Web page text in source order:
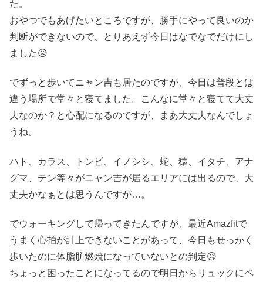
た。
おやつでもあげたいところですが、勝手にやって良いのか
判断ができないので、とりあえず今日はなでなでだけにし
ました😥
でずっと歩いてニャン吉も居たのですが、今日は普段とは
違う場所で堂々と寝てました。こんなに堂々と寝てて大丈
夫なのか？と心配になるのですが、まあ大丈夫なんでしょ
うね。
ハト、カラス、トンビ、イノシシ、蛇、猿、イタチ、アナ
グマ、テン等々がニャン吉が居るエリアには出るので、大
丈夫かなぁとは思うんですが…。
でウォーキングして帰ってきたんですが、最近Amazfitで
うまく心拍が計上できないことがあって、今日もせっかく
歩いたのに体脂肪燃焼になっていないとの判定😥
ちょっと困ったことになってるので明日からリュックにペ